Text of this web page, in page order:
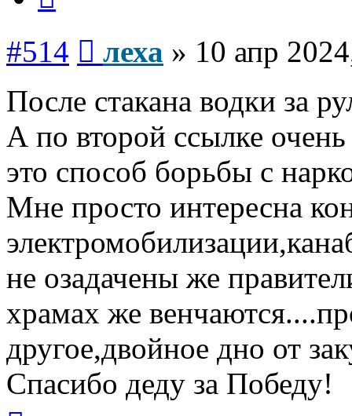
#514 леха » 10 апр
После стакана водки за
А по второй ссылке
это способ борьбы с
Мне просто интересна
не озадачены же
храмах же
другое,двойное дно от
Спасибо деду за Победу!